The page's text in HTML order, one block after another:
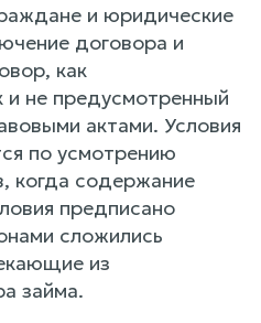
и юридические
договора и
как
и не предусмотренный
актами. Условия
по усмотрению
когда содержание
предписано
сложились
из
займа.